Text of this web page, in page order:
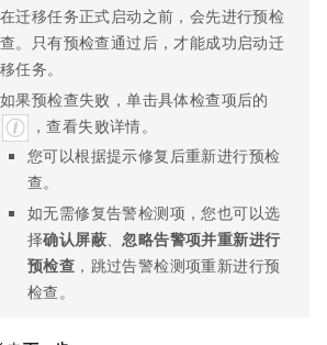
在迁移任务正式启动之前，会先进行预检
查。只有预检查通过后，才能成功启动迁
移任务。
如果预检查失败，单击具体检查项后的
，查看失败详情。
您可以根据提示修复后重新进行预检
查。
如无需修复告警检测项，您也可以选
择确认屏蔽
忽略告警项并重新进行
预检查 ，跳过告警检测项重新进行预
检查。